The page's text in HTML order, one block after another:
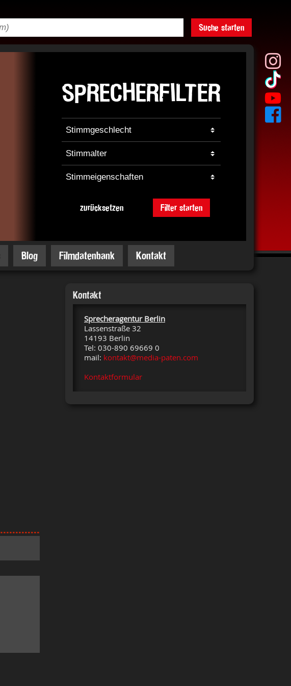
Suche starten
SPRECHERFILTER
zurücksetzen Filter starten
Blog Filmdatenbank Kontakt
Kontakt
Sprecheragentur Berlin
Lassenstraße 32
14193 Berlin
Tel: 030-890 69669 0
mail: kontakt@media-paten.com
Kontaktformular